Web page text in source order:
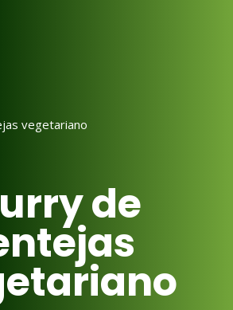
vegetariano
de